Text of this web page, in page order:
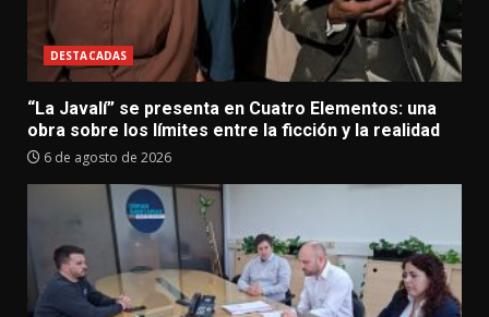
DESTACADAS
“La Javalí” se presenta en Cuatro Elementos: una
obra sobre los límites entre la ficción y la realidad
6 de agosto de 2026